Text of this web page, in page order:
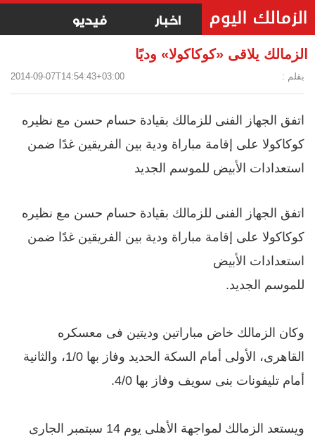
اخبار فيديو
الزمالك يلاقى «كوكاكولا» وديًا
بقلم : 2014-09-07T14:54:43+03:00
اتفق الجهاز الفنى للزمالك بقيادة حسام حسن مع نظيره
كوكاكولا على إقامة مباراة ودية بين الفريقين غدًا ضمن
استعدادات الأبيض للموسم الجديد
اتفق الجهاز الفنى للزمالك بقيادة حسام حسن مع نظيره
كوكاكولا على إقامة مباراة ودية بين الفريقين غدًا ضمن
استعدادات الأبيض
للموسم الجديد.
وكان الزمالك خاض مباراتين وديتين فى معسكره
القاهرى، الأولى أمام السكة الحديد وفاز بها 1/0، والثانية
أمام تليفونات بنى سويف وفاز بها 4/0.
ويستعد الزمالك لمواجهة الأهلى يوم 14 سبتمبر الجارى